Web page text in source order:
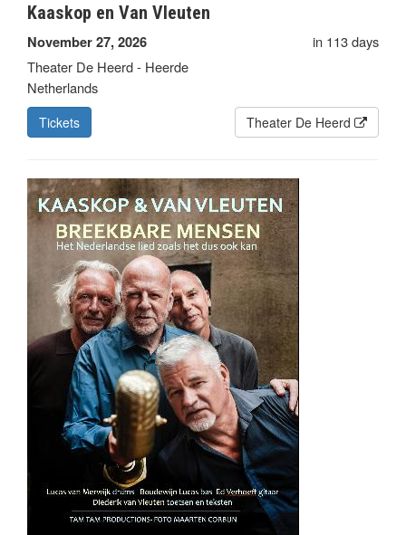
Kaaskop en Van Vleuten
November 27, 2026
in 113 days
Theater De Heerd - Heerde
Netherlands
Tickets Theater De Heerd